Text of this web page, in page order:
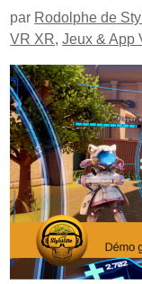
par Rodolphe de
VR XR,Jeux & App